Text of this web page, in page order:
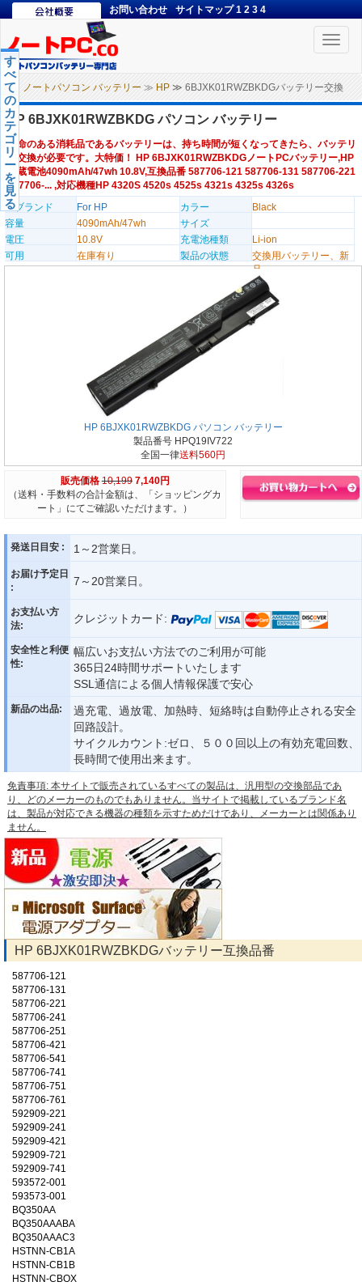
お問い合わせ サイトマップ 1 2 3 4
Toggle
ノートパソコン バッテリー ≫ HP ≫ 6BJXK01RWZBKDGバッテリー交換
す
べ
て
の
カ
テ
ゴ
リ
ー
を
見
る
HP 6BJXK01RWZBKDG パソコン バッテリー
寿命のある消耗品であるバッテリーは、持ち時間が短くなってきたら、バッテリ
ー交換が必要です。大特価！ HP 6BJXK01RWZBKDGノートPCバッテリー,HP
内蔵電池4090mAh/47wh 10.8V,互換品番 587706-121 587706-131 587706-221
587706-... ,対応機種HP 4320S 4520s 4525s 4321s 4325s 4326s
のブランド
For HP カラー
Black
容量
4090mAh/47wh
サイズ
電圧
10.8V 充電池種類
Li-ion
可用
在庫有り 製品の状態
交換用バッテリー、新
品
HP 6BJXK01RWZBKDG パソコン バッテリー
製品番号 HPQ19IV722
全国一律送料560円
販売価格 10,199 7,140円
（送料・手数料の合計金額は、「ショッピングカ
ート」にてご確認いただけます。）
発送日目安 : 1～2営業日。
お届け予定日
:
7～20営業日。
お支払い方
法:
クレジットカード:
安全性と利便
性:
幅広いお支払い方法でのご利用が可能
365日24時間サポートいたします
SSL通信による個人情報保護で安心
新品の出品:
過充電、過放電、加熱時、短絡時は自動停止される安全
回路設計。
サイクルカウント:ゼロ、５００回以上の有効充電回数、
長時間で使用出来ます。
免責事項: 本サイトで販売されているすべての製品は、汎用型の交換部品であ
り、どのメーカーのものでもありません。当サイトで掲載しているブランド名
は、製品が対応できる機器の種類を示すためだけであり、メーカーとは関係あり
ません。
HP 6BJXK01RWZBKDGバッテリー互換品番
587706-121
587706-131
587706-221
587706-241
587706-251
587706-421
587706-541
587706-741
587706-751
587706-761
592909-221
592909-241
592909-421
592909-721
592909-741
593572-001
593573-001
BQ350AA
BQ350AAABA
BQ350AAAC3
HSTNN-CB1A
HSTNN-CB1B
HSTNN-CBOX